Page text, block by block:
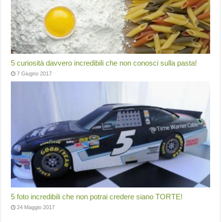
5 curiosità davvero incredibili che non conosci sulla pasta!
7 Giugno 2017
5 foto incredibili che non potrai credere siano TORTE!
24 Maggio 2017